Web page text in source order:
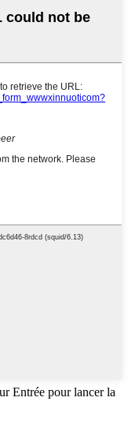
Entrée pour lancer la